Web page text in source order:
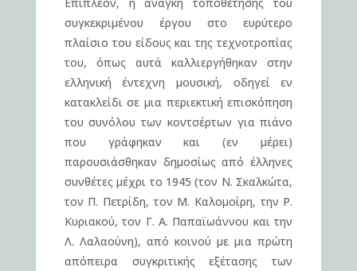
συγκεκριμένου έργου στο ευρύτερο
πλαίσιο του είδους και της τεχνοτροπίας
του, όπως αυτά καλλιεργήθηκαν στην
ελληνική έντεχνη μουσική, οδηγεί εν
κατακλείδι σε μια περιεκτική επισκόπηση
του συνόλου των κοντσέρτων για πιάνο
που γράφηκαν και (εν μέρει)
παρουσιάσθηκαν δημοσίως από έλληνες
συνθέτες μέχρι το 1945 (τον Ν. Σκαλκώτα,
τον Π. Πετρίδη, τον Μ. Καλομοίρη, την Ρ.
Κυριακού, τον Γ. Α. Παπαϊωάννου και την
Λ. Λαλαούνη), από κοινού με μια πρώτη
απόπειρα συγκριτικής εξέτασης των